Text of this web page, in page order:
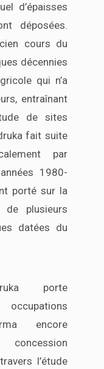
d’épaisses
déposées.
cours du
décennies
qui n’a
entraînant
de sites
fait suite
par
1980-
porté sur la
plusieurs
datées du
porte
encore
l’étude